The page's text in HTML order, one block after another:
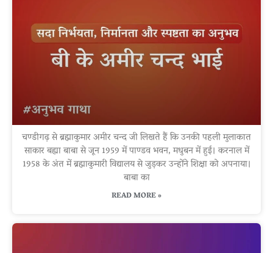
चण्डीगढ़ से ब्रह्माकुमार अमीर चन्द जी लिखते हैं कि उनकी पहली मुलाकात
साकार बह्या बाबा से जून 1959 में पाण्डव भवन, मधुबन में हुई। करनाल में
1958 के अंत में ब्रह्माकुमारी विद्यालय से जुड़कर उन्होंने शिक्षा को अपनाया।
बाबा का
READ MORE »